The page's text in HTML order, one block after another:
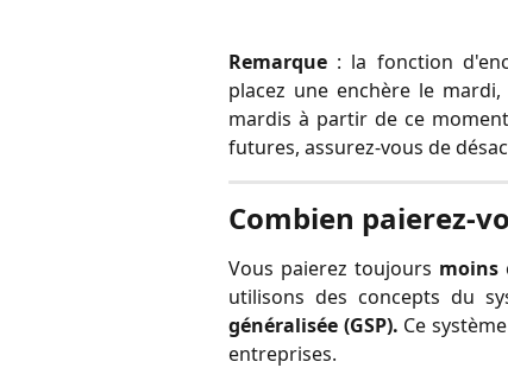
Remarque : la fonction
placez une enchère le
mardis à partir de ce
futures, assurez-vous de
Combien paierez-
Vous paierez toujours moins
utilisons des concepts du
généralisée (GSP). Ce
entreprises.